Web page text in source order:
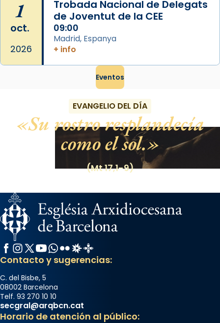
1
oct.
2026
Trobada Nacional de Delegats
de Joventut de la CEE
09:00
Madrid, Espanya
+ info
Eventos
EVANGELIO DEL DÍA
Su rostro resplandecía
como el sol.
(Mt 17,1-9)
Facebook
Instagram
X / Twitter
YouTube
WhatsApp
FlickrRadio Estel
Catalunya Cristiana
Contacto y sugerencias:
C. del Bisbe, 5
08002 Barcelona
Telf. 93 270 10 10
secgral@arqbcn.cat
Horario de atención al público: